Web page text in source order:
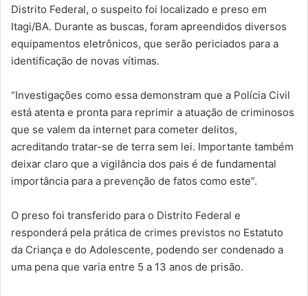
Distrito Federal, o suspeito foi localizado e preso em
Itagi/BA. Durante as buscas, foram apreendidos diversos
equipamentos eletrônicos, que serão periciados para a
identificação de novas vítimas.
“Investigações como essa demonstram que a Polícia Civil
está atenta e pronta para reprimir a atuação de criminosos
que se valem da internet para cometer delitos,
acreditando tratar-se de terra sem lei. Importante também
deixar claro que a vigilância dos pais é de fundamental
importância para a prevenção de fatos como este”.
O preso foi transferido para o Distrito Federal e
responderá pela prática de crimes previstos no Estatuto
da Criança e do Adolescente, podendo ser condenado a
uma pena que varia entre 5 a 13 anos de prisão.